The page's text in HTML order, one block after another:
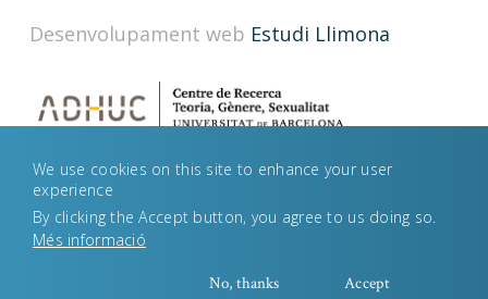
Desenvolupament web Estudi Llimona
We use cookies on this site to enhance your user
experience
By clicking the Accept button, you agree to us doing so.
Més informació
Accept
No, thanks